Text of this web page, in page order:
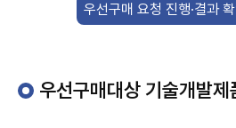
우선구매 요청 진행·결과
우선구매대상 기술개발제